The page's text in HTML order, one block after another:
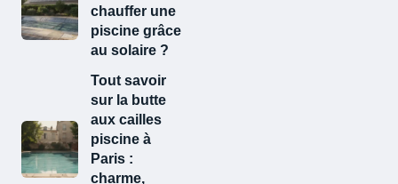
chauffer une
piscine grâce
au solaire ?
Tout savoir
sur la butte
aux cailles
piscine​ à
Paris :
charme,